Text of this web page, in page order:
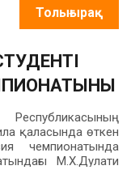
Толығырақ
қаласында өткен
чемпионатында
М.Х.Дулати